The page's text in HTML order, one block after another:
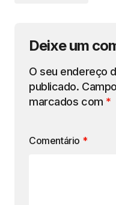
Deixe um
O seu endereço
publicado.
marcados com *
Comentário *